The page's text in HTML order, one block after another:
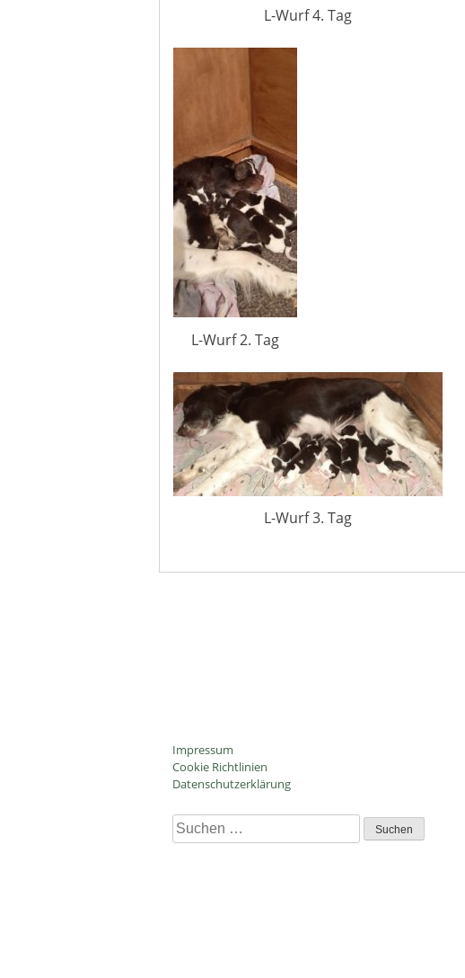
L-Wurf 4. Tag
L-Wurf 2. Tag
L-Wurf 3. Tag
Impressum
Cookie Richtlinien
Datenschutzerklärung
Suchen
nach: